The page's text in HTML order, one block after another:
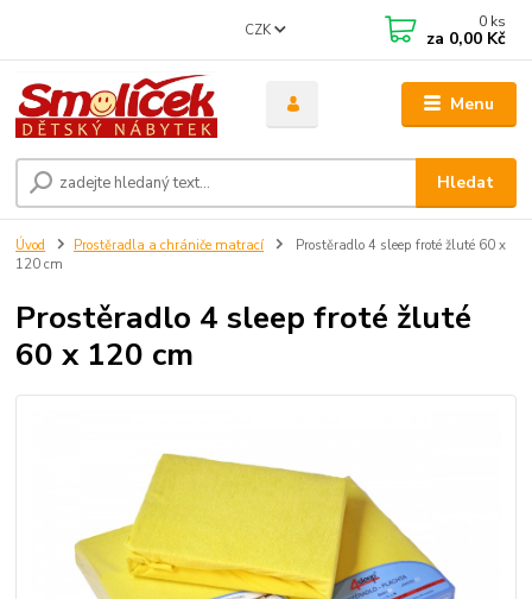
Menu
CZK
Hledat
0 ks
za 0,00 Kč
Úvod Prostěradla a chrániče matrací
Prostěradlo 4 sleep froté žluté 60 x
120 cm
Prostěradlo 4 sleep froté žluté
60 x 120 cm